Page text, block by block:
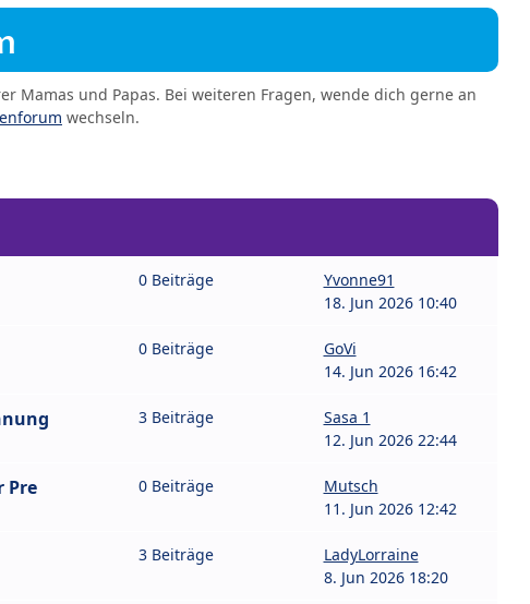
Mamas und Papas. Bei weiteren Fragen, wende dich gerne an
wechseln.
0 Beiträge
Yvonne91
18. Jun 2026 10:40
0 Beiträge
GoVi
14. Jun 2026 16:42
3 Beiträge
Sasa 1
12. Jun 2026 22:44
Pre 0 Beiträge
Mutsch
11. Jun 2026 12:42
3 Beiträge
LadyLorraine
8. Jun 2026 18:20